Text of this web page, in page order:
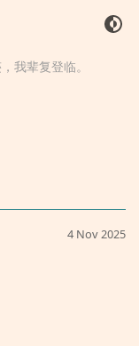
我辈复登临。
4 Nov 2025